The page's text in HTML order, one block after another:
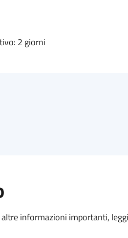
2 giorni
informazioni importanti,